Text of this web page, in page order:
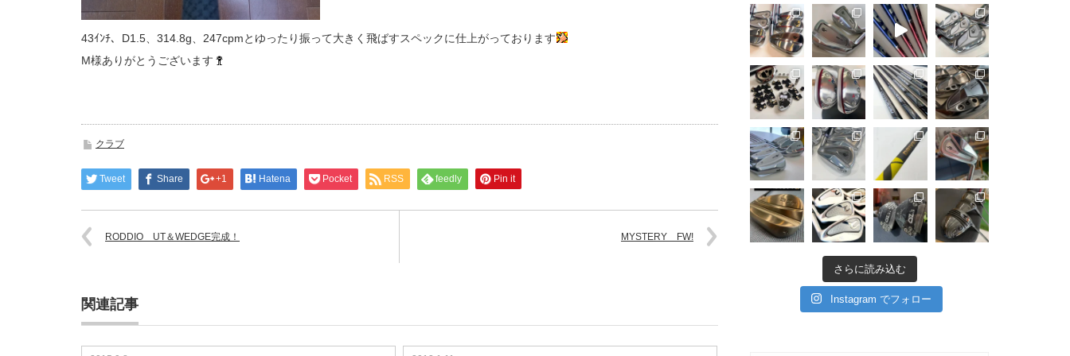
43ｲﾝﾁ、D1.5、314.8g、247cpmとゆったり振って大きく飛ばすスペックに仕上がっております
M様ありがとうございます
クラブ
Tweet Share +1 Hatena Pocket RSS feedly Pin it
RODDIO UT＆WEDGE完成！ MYSTERY FW!
関連記事
さらに読み込む
Instagram でフォロー